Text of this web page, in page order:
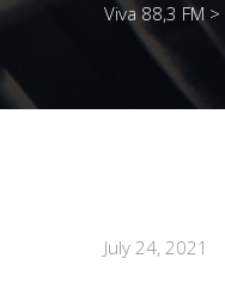
Viva 88,3 FM >
July 24, 2021